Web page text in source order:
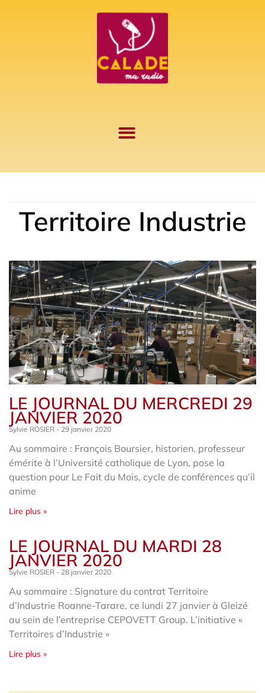
Territoire Industrie
LE JOURNAL DU MERCREDI 29
JANVIER 2020
Sylvie ROSIER 29 janvier 2020
Au sommaire : François Boursier, historien, professeur
émérite à l’Université catholique de Lyon, pose la
question pour Le Fait du Mois, cycle de conférences qu’il
anime
Lire plus »
LE JOURNAL DU MARDI 28
JANVIER 2020
Sylvie ROSIER 28 janvier 2020
Au sommaire : Signature du contrat Territoire
d’Industrie Roanne-Tarare, ce lundi 27 janvier à Gleizé
au sein de l’entreprise CEPOVETT Group. L’initiative «
Territoires d’Industrie »
Lire plus »